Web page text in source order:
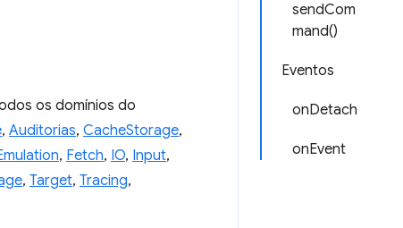
sendCom
mand()
Eventos
onDetach
onEvent
os domínios do
, Auditorias, CacheStorage,
, Fetch, IO, Input,
, Target, Tracing,